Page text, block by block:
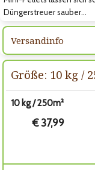
Düngerstreuer sauber…
Versandinfo
Größe: 10 kg /
10 kg / 250m²
€ 37,99